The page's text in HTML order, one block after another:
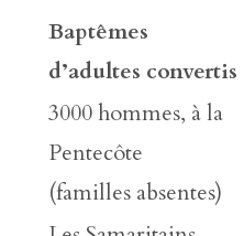
Baptêmes
d’adultes convertis
3000 hommes, à la
Pentecôte
(familles absentes)